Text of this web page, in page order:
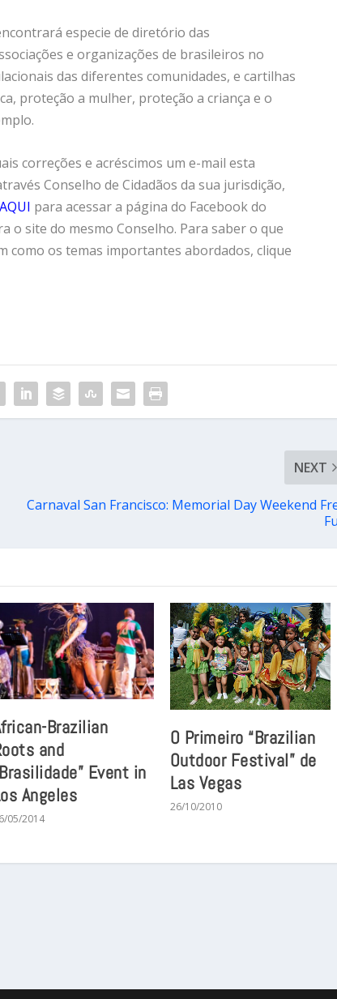
especie de diretório das
e organizações de brasileiros no
das diferentes comunidades, e cartilhas
proteção a mulher, proteção a criança e o
correções e acréscimos um e-mail esta
Conselho de Cidadãos da sua jurisdição,
AQUI para acessar a página do Facebook do
o site do mesmo Conselho. Para saber o que
como os temas importantes abordados, clique
NEXT
Carnaval San Francisco: Memorial Day Weekend
Brazilian
and
Event in
Angeles
05/2014
O Primeiro “Brazilian
Outdoor Festival” de
Las Vegas
26/10/2010